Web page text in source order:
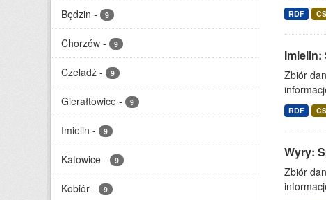
Będzin - 9
Chorzów - 9
Czeladź - 9
Gierałtowice - 9
Imielin - 9
Katowice - 9
Kobiór - 9
RDF
Imielin:
Zbiór
RDF
Wyry:
Zbiór